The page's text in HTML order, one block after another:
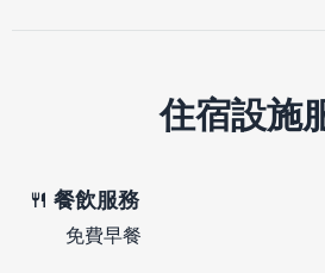
住宿設施
餐飲服務
免費早餐